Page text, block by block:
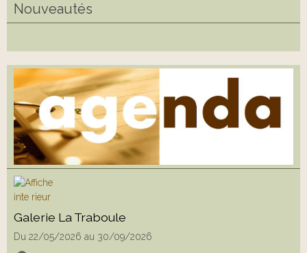
Nouveautés
Galerie La Traboule
Du 22/05/2026 au 30/09/2026